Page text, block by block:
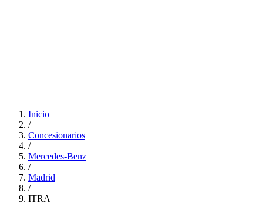
Inicio
/
Concesionarios
/
Mercedes-Benz
/
Madrid
/
ITRA